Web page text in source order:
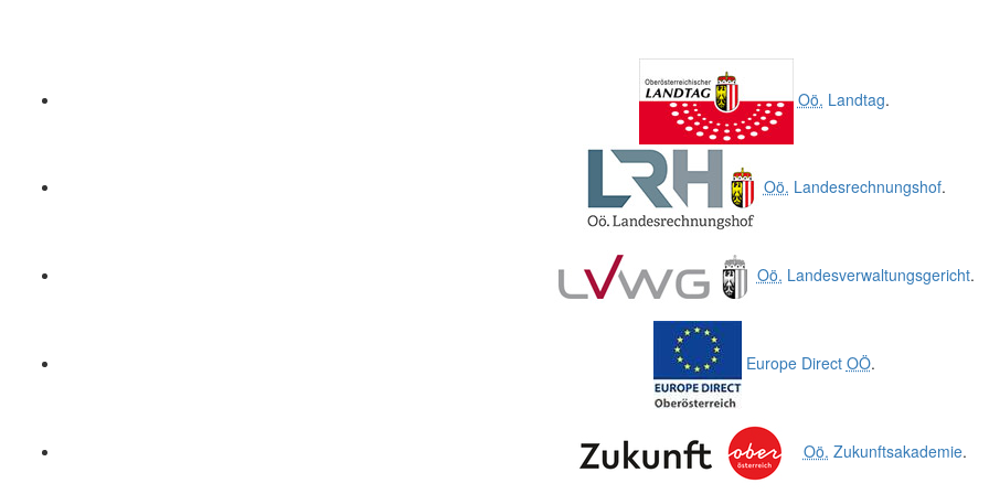
Oö. Landtag.
Oö. Landesrechnungshof.
Oö. Landesverwaltungsgericht.
Europe Direct OÖ.
Oö. Zukunftsakademie.